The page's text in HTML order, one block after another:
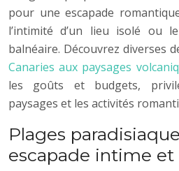
pour une escapade
l’intimité d’un lieu isolé ou
balnéaire. Découvrez diverses
Canaries aux paysages
les goûts et budgets,
paysages et les activités
Plages
escapade intime